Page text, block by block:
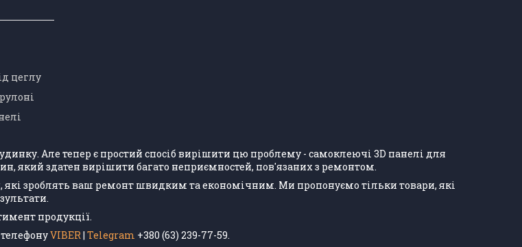
цеглу
Але тепер є простий спосіб вирішити цю проблему - самоклеючі 3D панелі для
який здатен вирішити багато неприємностей, пов'язаних з ремонтом.
які зроблять ваш ремонт швидким та економічним. Ми пропонуємо тільки товари, які
продукції.
VIBER| Telegram +380 (63) 239-77-59.